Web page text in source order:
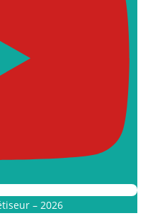
– 2026